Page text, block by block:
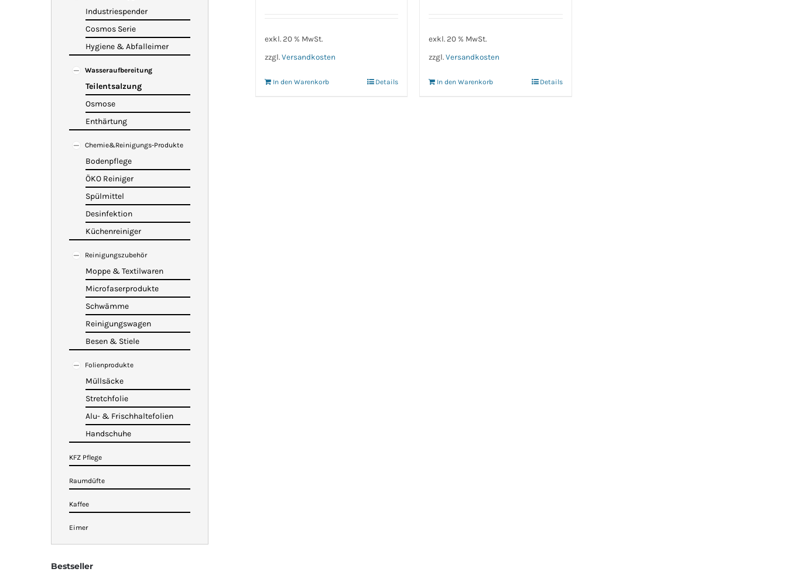
exkl. 20 % MwSt.
zzgl.Versandkosten
In den Warenkorb Details
exkl. 20 % MwSt.
zzgl.Versandkosten
In den Warenkorb Details
Industriespender
Cosmos Serie
Hygiene & Abfalleimer
Wasseraufbereitung
Teilentsalzung
Osmose
Enthärtung
Chemie&Reinigungs-Produkte
Bodenpflege
ÖKO Reiniger
Spülmittel
Desinfektion
Küchenreiniger
Reinigungszubehör
Moppe & Textilwaren
Microfaserprodukte
Schwämme
Reinigungswagen
Besen & Stiele
Folienprodukte
Müllsäcke
Stretchfolie
Alu- & Frischhaltefolien
Handschuhe
KFZ Pflege
Raumdüfte
Kaffee
Eimer
Bestseller